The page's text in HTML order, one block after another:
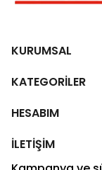
KURUMSAL
KATEGORİLER
HESABIM
İLETİŞİM